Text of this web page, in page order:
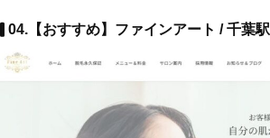
04.【おすすめ】ファインアート / 千葉駅